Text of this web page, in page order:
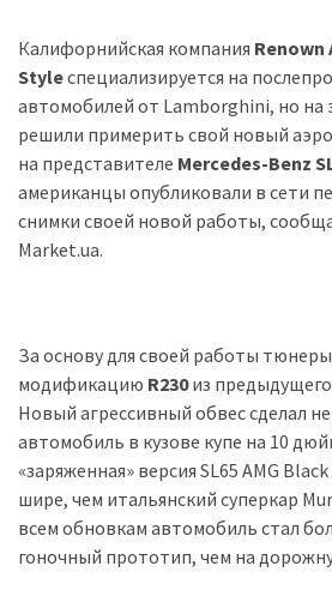
Honda
Prelude:
гібридний
камбек
MOST
USED
авто
(6 037)
Історії
(3 678)
Тюнинг
Калифорнийская компания Renown
Styleспециализируется на
автомобилей от Lamborghini, но на
решили примерить свой новый
на представителе Mercedes-Benz
американцы опубликовали в сети
снимки своей новой работы,
Market.ua.
За основу для своей работы тюнеры
модификацию R230из предыдущего
Новый агрессивный обвес сделал
автомобиль в кузове купе на 10
«заряженная» версия SL65 AMG
шире, чем итальянский суперкар
всем обновкам автомобиль стал
гоночный прототип, чем на